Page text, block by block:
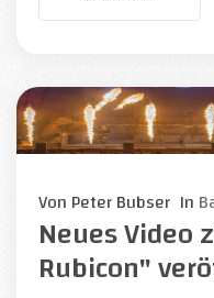
Von Peter Bubser In
Neues Video
Rubicon"